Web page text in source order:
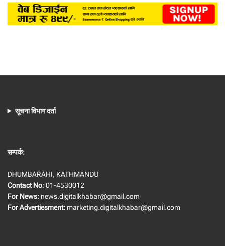
सूचना विभाग दर्ता
सम्पर्क:
DHUMBARAHI, KATHMANDU
Contact No: 01-4530012
For News: news.digitalkhabar@gmail.com
For Advertiesment: marketing.digitalkhabar@gmail.com